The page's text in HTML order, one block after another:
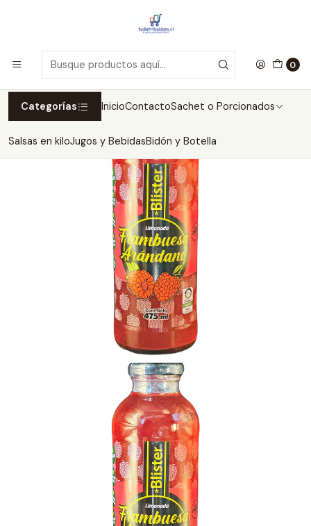
0
Categorías InicioContactoSachet o Porcionados
Salsas en kiloJugos y BebidasBidón y Botella
Jugos y Bebidas
Limonada Blister Vidrio 475ml
Pack Limonada Frambuesa Arándano Vidrio 475 ml 12